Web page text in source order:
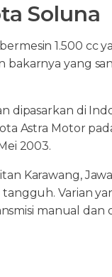
Soluna
1.500 cc
bakarnya yang
dipasarkan di
Astra Motor
2003.
Karawang,
Varian
manual dan